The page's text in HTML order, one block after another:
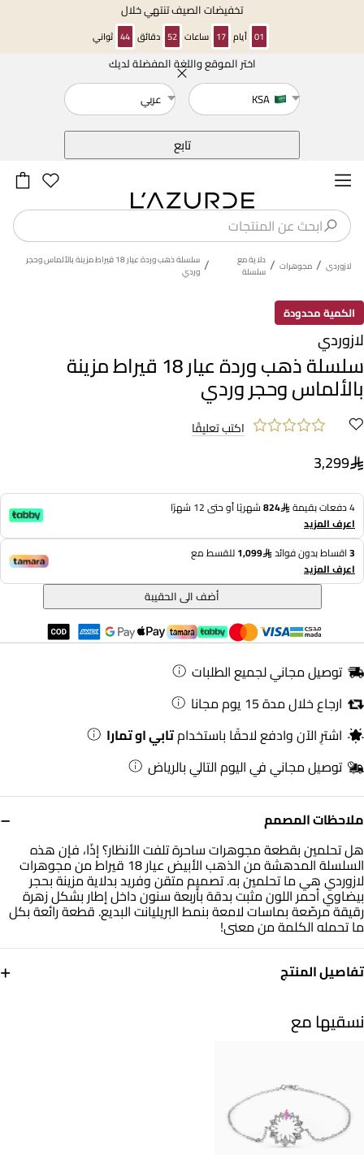
تخفيضات الصيف تنتهي خلال
01 أيام 17 ساعات 52 دقائق 44 ثواني
اختر الموقع واللغة المفضلة لديك
KSA
عربي
تابع
لازوردى / مجوهرات / دلاية مع
سلسلة / سلسلة ذهب وردة عيار 18 قيراط مزينة بالألماس وحجر
وردي
الكمية محدودة
ملاحظات المصمم −
هل تحلمين بقطعة مجوهرات ساحرة تلفت الأنظار؟ إذًا، فإن هذه
السلسلة المدهشة من الذهب الأبيض عيار 18 قيراط من مجوهرات
لازوردي هي ما تحلمين به. تصميم متقن وفريد بدلاية مزينة بحجر
بيضاوي أحمر اللون مثبت بدقة بأربعة سنون داخل إطار بشكل زهرة
رقيقة مرصّعة بماسات لامعة بنمط البريليانت البديع. قطعة رائعة بكل
ما تحمله الكلمة من معنى!
تفاصيل المنتج
+
ذهب أبيض 18 قيراط
التشكيلة
مجوهرات لازوردي
رقم الموديل
لازوردي
سلسلة ذهب وردة عيار 18 قيراط مزينة
بالألماس وحجر وردي
اكتب تعليقًا
3,299
4 دفعات بقيمة 824شهريًا أو حتى 12 شهرًا
اعرف المزيد
3اقساط بدون فوائد 1,099للقسط مع
اعرف المزيد
أضف الى الحقيبة
توصيل مجاني لجميع الطلبات
ارجاع خلال مدة 15 يوم مجانا
اشترِ الآن وادفع لاحقًا باستخدامتابي او تمارا
توصيل مجاني في اليوم التالي بالرياض
نسقيها مع